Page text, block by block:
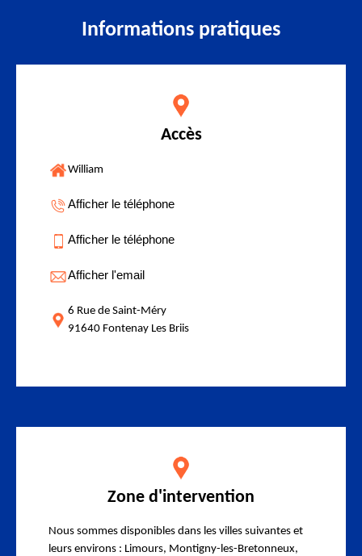
Informations pratiques
Accès
William
Afficher le téléphone
Afficher le téléphone
Afficher l'email
6 Rue de Saint-Méry
91640 Fontenay Les Briis
Zone d'intervention
Nous sommes disponibles dans les villes suivantes et
leurs environs : Limours, Montigny-les-Bretonneux,